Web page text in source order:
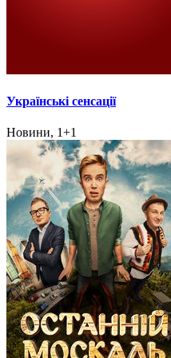
Українські сенсації
Новини, 1+1